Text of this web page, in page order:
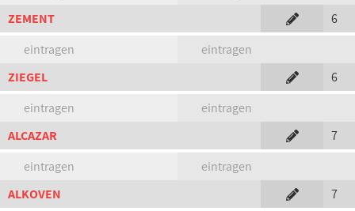
ZEMENT
6
eintragen
eintragen
ZIEGEL
6
eintragen
eintragen
ALCAZAR
7
eintragen
eintragen
ALKOVEN
7